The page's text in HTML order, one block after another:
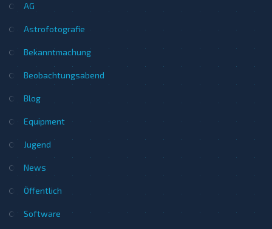
AG
Astrofotografie
Bekanntmachung
Beobachtungsabend
Blog
Equipment
Jugend
News
Öffentlich
Software